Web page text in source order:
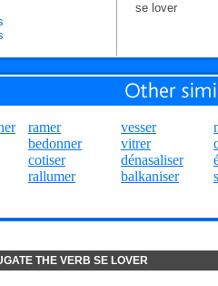
se lover
ramer
bedonner
cotiser
rallumer
vesser
vitrer
dénasaliser
balkaniser
THE VERB SE LOVER